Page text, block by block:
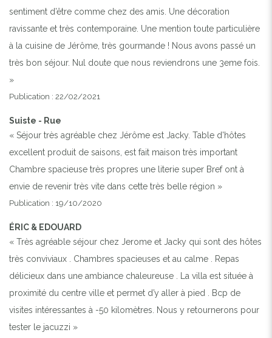
sentiment d’être comme chez des amis. Une décoration
ravissante et très contemporaine. Une mention toute particulière
à la cuisine de Jérôme, très gourmande ! Nous avons passé un
très bon séjour. Nul doute que nous reviendrons une 3eme fois.
»
Publication : 22/02/2021
Suiste - Rue
« Séjour très agréable chez Jérôme est Jacky. Table d'hôtes
excellent produit de saisons, est fait maison très important
Chambre spacieuse très propres une literie super Bref ont à
envie de revenir très vite dans cette très belle région »
Publication : 19/10/2020
ÉRIC & EDOUARD
« Très agréable séjour chez Jerome et Jacky qui sont des hôtes
très conviviaux . Chambres spacieuses et au calme . Repas
délicieux dans une ambiance chaleureuse . La villa est située à
proximité du centre ville et permet d’y aller à pied . Bcp de
visites intéressantes à -50 kilomètres. Nous y retournerons pour
tester le jacuzzi »